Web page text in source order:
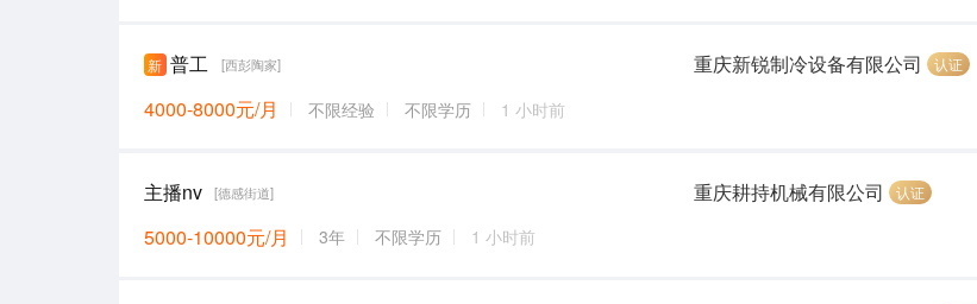
新 普工 [西彭陶家]
4000-8000元/月 不限经验 不限学历 1 小时前
重庆新锐制冷设备有限公司 认证
主播nv [德感街道]
5000-10000元/月 3年 不限学历 1 小时前
重庆耕持机械有限公司 认证